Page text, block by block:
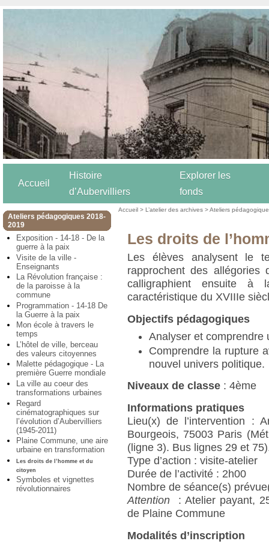
Accueil
Histoire
d’Aubervilliers
Explorer les
fonds
Ateliers pédagogiques 2018-
2019
Exposition - 14-18 - De la
guerre à la paix
Visite de la ville -
Enseignants
La Révolution française :
de la paroisse à la
commune
Programmation - 14-18 De
la Guerre à la paix
Mon école à travers le
temps
L’hôtel de ville, berceau
des valeurs citoyennes
Malette pédagogique - La
première Guerre mondiale
La ville au coeur des
transformations urbaines
Regard
cinématographiques sur
l’évolution d’Aubervilliers
(1945-2011)
Plaine Commune, une aire
urbaine en transformation
Les droits de l’homme et du
citoyen
Symboles et vignettes
révolutionnaires
Accueil >L’atelier des archives >Ateliers
Les droits de
Les élèves analysent le
rapprochent des allégories
calligraphient ensuite à
caractéristique du XVIIIe
Objectifs pédagogiques
Analyser et comprendre
Comprendre la rupture
nouvel univers politique.
Niveaux de classe : 4ème
Informations pratiques
Lieu(x) de l’intervention :
Bourgeois, 75003 Paris
(ligne 3). Bus lignes 29 et
Type d’action : visite-atelier
Durée de l’activité : 2h00
Nombre de séance(s)
Attention
: Atelier payant,
de Plaine Commune
Modalités d’inscription